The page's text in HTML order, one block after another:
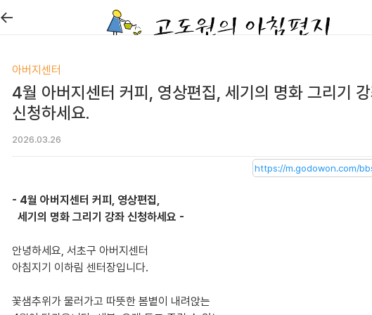
←
아버지센터
4월 아버지센터 커피, 영상편집, 세기의 명화 그리기
신청하세요.
2026.03.26
- 4월 아버지센터 커피, 영상편집,
세기의 명화 그리기 강좌 신청하세요 -
안녕하세요, 서초구 아버지센터
아침지기 이하림 센터장입니다.
꽃샘추위가 물러가고 따뜻한 봄볕이 내려앉는